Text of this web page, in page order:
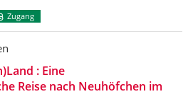
Zugang
: Eine
Reise nach Neuhöfchen im